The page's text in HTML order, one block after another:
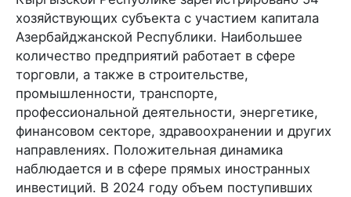
хозяйствующих субъекта с участием капитала
Азербайджанской Республики. Наибольшее
количество предприятий работает в сфере
торговли, а также в строительстве,
промышленности, транспорте,
профессиональной деятельности, энергетике,
финансовом секторе, здравоохранении и других
направлениях. Положительная динамика
наблюдается и в сфере прямых иностранных
инвестиций. В 2024 году объем поступивших